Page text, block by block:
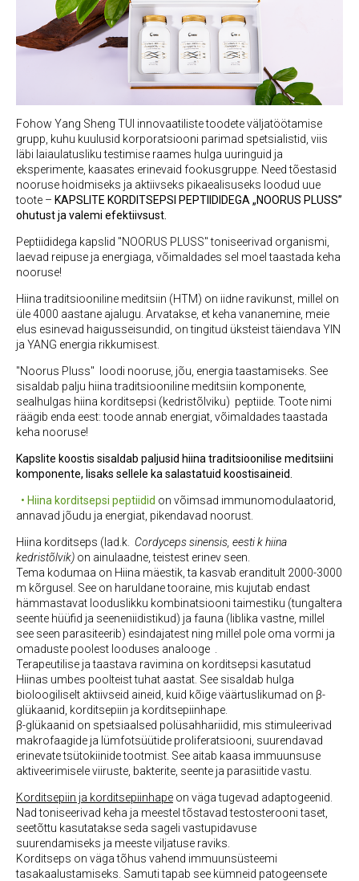
Fohow Yang Sheng TUI innovaatiliste toodete väljatöötamise
grupp, kuhu kuulusid korporatsiooni parimad spetsialistid, viis
läbi laiaulatusliku testimise raames hulga uuringuid ja
eksperimente, kaasates erinevaid fookusgruppe. Need tõestasid
nooruse hoidmiseks ja aktiivseks pikaealisuseks loodud uue
toote – KAPSLITE KORDITSEPSI PEPTIIDIDEGA „NOORUS PLUSS”
ohutust ja valemi efektiivsust.
Peptiididega kapslid "NOORUS PLUSS" toniseerivad organismi,
laevad reipuse ja energiaga, võimaldades sel moel taastada keha
nooruse!
Hiina traditsiooniline meditsiin (HTM) on iidne ravikunst, millel on
üle 4000 aastane ajalugu. Arvatakse, et keha vananemine, meie
elus esinevad haigusseisundid, on tingitud üksteist täiendava YIN
ja YANG energia rikkumisest.
"Noorus Pluss" loodi nooruse, jõu, energia taastamiseks. See
sisaldab palju hiina traditsiooniline meditsiin komponente,
sealhulgas hiina korditsepsi (kedristõlviku) peptiide. Toote nimi
räägib enda eest: toode annab energiat, võimaldades taastada
keha nooruse!
Kapslite koostis sisaldab paljusid hiina traditsioonilise meditsiini
komponente, lisaks sellele ka salastatuid koostisaineid.
• Hiina korditsepsi peptiidid on võimsad immunomodulaatorid,
annavad jõudu ja energiat, pikendavad noorust.
Hiina korditseps (lad.k. Cordyceps sinensis, eesti k hiina
kedristõlvik) on ainulaadne, teistest erinev seen.
Tema kodumaa on Hiina mäestik, ta kasvab eranditult 2000-3000
m kõrgusel. See on haruldane tooraine, mis kujutab endast
hämmastavat looduslikku kombinatsiooni taimestiku (tungaltera
seente hüüfid ja seeneniidistikud) ja fauna (liblika vastne, millel
see seen parasiteerib) esindajatest ning millel pole oma vormi ja
omaduste poolest looduses analooge .
Terapeutilise ja taastava ravimina on korditsepsi kasutatud
Hiinas umbes poolteist tuhat aastat. See sisaldab hulga
bioloogiliselt aktiivseid aineid, kuid kõige väärtuslikumad on β-
glükaanid, korditsepiin ja korditsepiinhape.
β-glükaanid on spetsiaalsed polüsahhariidid, mis stimuleerivad
makrofaagide ja lümfotsüütide proliferatsiooni, suurendavad
erinevate tsütokiinide tootmist. See aitab kaasa immuunsuse
aktiveerimisele viiruste, bakterite, seente ja parasiitide vastu.
Korditsepiin ja korditsepiinhape on väga tugevad adaptogeenid.
Nad toniseerivad keha ja meestel tõstavad testosterooni taset,
seetõttu kasutatakse seda sageli vastupidavuse
suurendamiseks ja meeste viljatuse raviks.
Korditseps on väga tõhus vahend immuunsüsteemi
tasakaalustamiseks. Samuti tapab see kümneid patogeensete